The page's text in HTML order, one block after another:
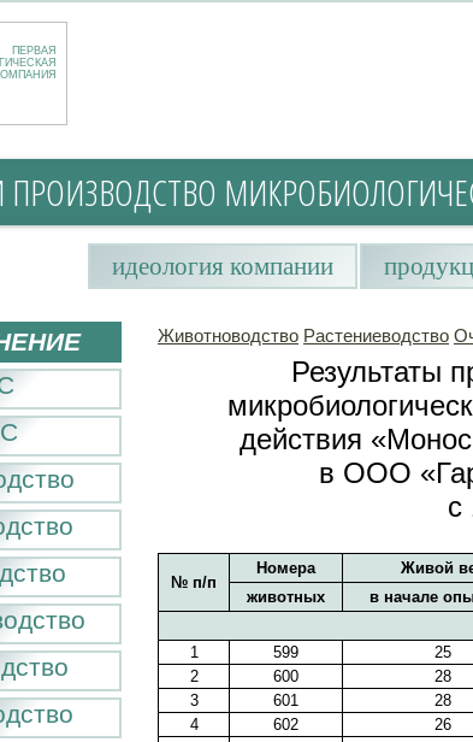
ПЕРВАЯ
ПРОИЗВОДСТВО
идеология компании
Животноводство Растениеводство
Результаты
действия
в ООО
с
№ п/п
Номера Живой
животных
в начале
1
599 25
2
600 28
3
601 28
4
602 26